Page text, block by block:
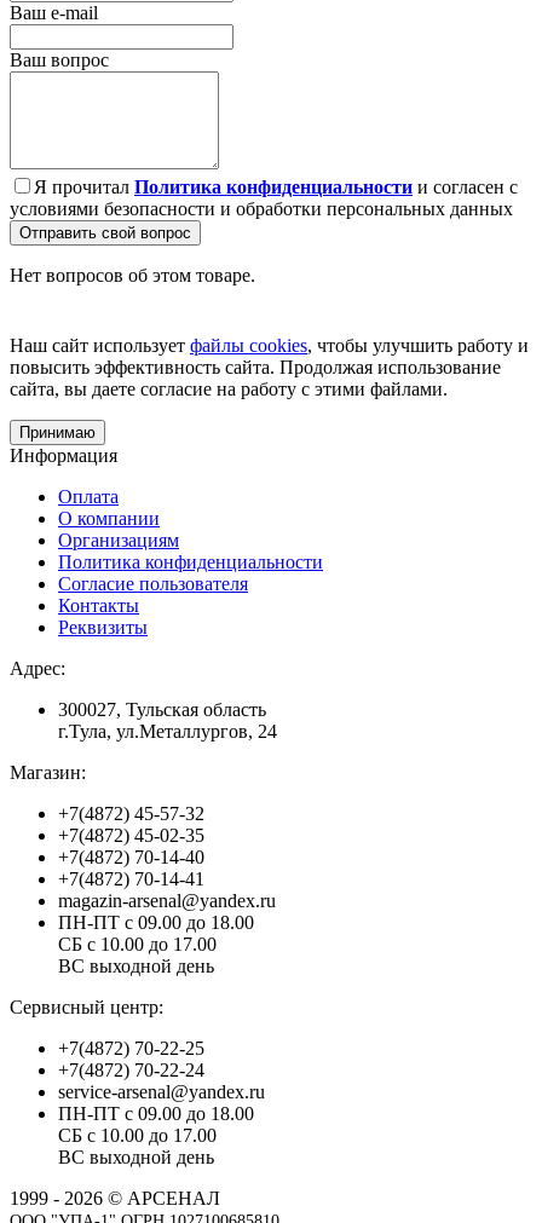
Ваш e-mail
Ваш вопрос
Я прочитал Политика конфиденциальности и согласен с
условиями безопасности и обработки персональных данных
Отправить свой вопрос
Нет вопросов об этом товаре.
Наш сайт использует файлы cookies, чтобы улучшить работу и
повысить эффективность сайта. Продолжая использование
сайта, вы даете согласие на работу с этими файлами.
Принимаю
Информация
Оплата
О компании
Организациям
Политика конфиденциальности
Согласие пользователя
Контакты
Реквизиты
Адрес:
300027, Тульская область
г.Тула, ул.Металлургов, 24
Магазин:
+7(4872) 45-57-32
+7(4872) 45-02-35
+7(4872) 70-14-40
+7(4872) 70-14-41
magazin-arsenal@yandex.ru
ПН-ПТ с 09.00 до 18.00
СБ с 10.00 до 17.00
ВС выходной день
Сервисный центр:
+7(4872) 70-22-25
+7(4872) 70-22-24
service-arsenal@yandex.ru
ПН-ПТ с 09.00 до 18.00
СБ с 10.00 до 17.00
ВС выходной день
1999 - 2026 © АРСЕНАЛ